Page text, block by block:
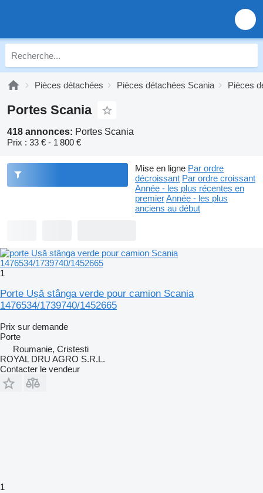
Pièces détachées Pièces détachées Scania Pièces
Portes Scania
418 annonces: Portes Scania
Prix : 33 € - 1 800 €
Mise en ligne Par ordre
décroissant Par ordre croissant
Année - les plus récentes en
premierAnnée - les plus
anciens au début
1
Porte Ușă stânga verde pour camion Scania
1476534/1739740/1452665
Prix sur demande
Porte
Roumanie, Cristesti
ROYAL DRU AGRO S.R.L.
Contacter le vendeur
1